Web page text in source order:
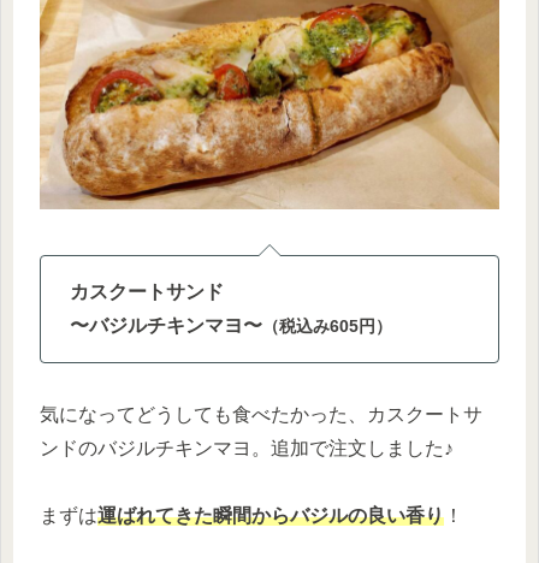
カスクートサンド
〜バジルチキンマヨ〜 （税込み605円）
気になってどうしても食べたかった、カスクートサ
ンドのバジルチキンマヨ。追加で注文しました♪
まずは運ばれてきた瞬間からバジルの良い香り ！